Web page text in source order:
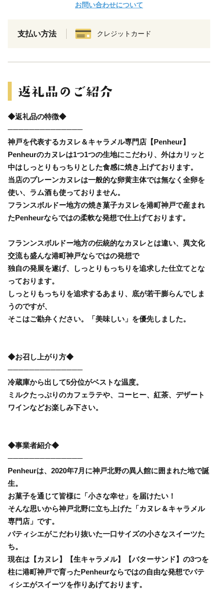
お問い合わせについて
支払い方法 クレジットカード
◆返礼品の特徴◆
──────────────
神戸を代表するカヌレ＆キャラメル専門店【Penheur】
Penheurのカヌレは1つ1つの生地にこだわり、外はカリッと
中はしっとりもっちりとした食感に焼き上げております。
当店のプレーンカヌレは一般的な卵黄主体では無なく全卵を
使い、ラム酒も使っておりません。
フランスボルドー地方の焼き菓子カヌレを港町神戸で産まれ
たPenheurならではの柔軟な発想で仕上げております。
フランンスボルドー地方の伝統的なカヌレとは違い、異文化
交流も盛んな港町神戸ならではの発想で
独自の発展を遂げ、しっとりもっちりを追求した仕立てとな
っております。
しっとりもっちりを追求するあまり、底が若干膨らんでしま
うのですが、
そこはご勘弁ください。「美味しい」を優先しました。
◆お召し上がり方◆
──────────────
冷蔵庫から出して5分位がベストな温度。
ミルクたっぷりのカフェラテや、コーヒー、紅茶、デザート
ワインなどお楽しみ下さい。
◆事業者紹介◆
──────────────
Penheurは、2020年7月に神戸北野の異人館に囲まれた地で誕
生。
お菓子を通じて皆様に「小さな幸せ」を届けたい！
そんな思いから神戸北野に立ち上げた「カヌレ＆キャラメル
専門店」です。
パティシエがこだわり抜いた一口サイズの小さなスイーツた
ち。
現在は【カヌレ】【生キャラメル】【バターサンド】の3つを
柱に港町神戸で育ったPenheurならではの自由な発想でパテ
ィシエがスイーツを作りあげております。